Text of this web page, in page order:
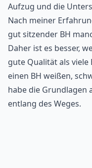
Aufzug und die
Nach meiner
gut sitzender BH
Daher ist es besser,
gute Qualität als viele
einen BH weißen,
habe die Grundlagen
entlang des Weges.